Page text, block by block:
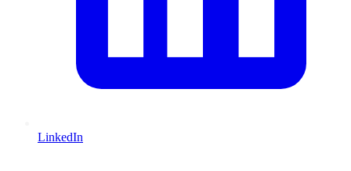
LinkedIn